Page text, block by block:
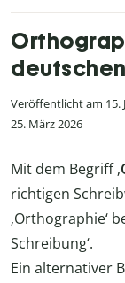
Veröffentlicht am 15.
25. März 2026
Mit dem Begriff ‚
richtigen
‚Orthographie‘
Schreibung‘.
Ein alternativer